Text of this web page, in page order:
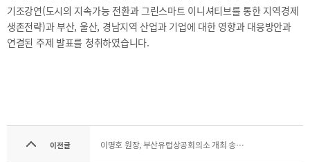
기조강연(도시의 지속가능 전환과 그린스마트 이니셔티브를 통한 지역경제
생존전략)과 부산, 울산, 경남지역 산업과 기업에 대한 영향과 대응방안과
연결된 주제 발표를 청취하였습니다.
이전글 이명호 원장, 부산유럽상공회의소 개최 송년회 외빈으로 참석